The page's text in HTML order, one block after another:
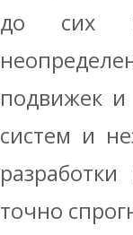
до сих
подвижек и
систем и
точно